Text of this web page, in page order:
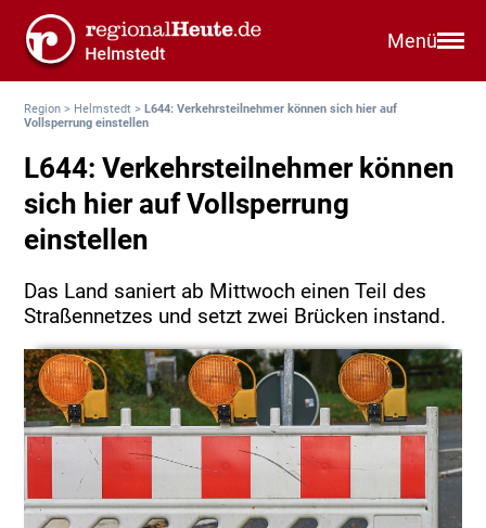
Menü
Region > Helmstedt >L644: Verkehrsteilnehmer können sich hier auf
Vollsperrung einstellen
L644: Verkehrsteilnehmer können
sich hier auf Vollsperrung
einstellen
Das Land saniert ab Mittwoch einen Teil des
Straßennetzes und setzt zwei Brücken instand.